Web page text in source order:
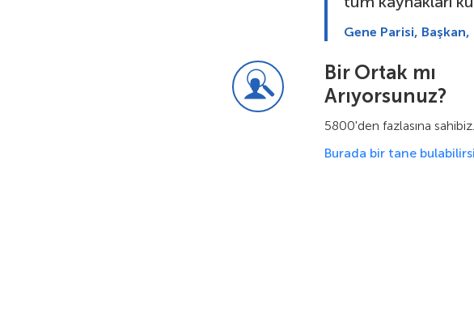
Gene Parisi,
Bir Ortak mı
Arıyorsunuz?
5800'den fazlasına sahibiz.
Burada bir tane